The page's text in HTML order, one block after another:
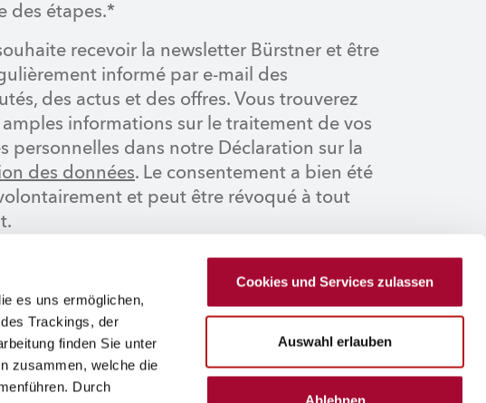
es uns ermöglichen,
Trackings, der
finden Sie unter
zusammen, welche die
Durch
Cookies und Services zulassen
Auswahl erlauben
des étapes.*
recevoir la newsletter Bürstner et être
informé par e-mail des
des actus et des offres. Vous trouverez
informations sur le traitement de vos
personnelles dans notre Déclaration sur la
des données. Le consentement a bien été
et peut être révoqué à tout
par le service reCAPTCHA. Lesrègles de confidentialitéet
de Google s'appliquent.